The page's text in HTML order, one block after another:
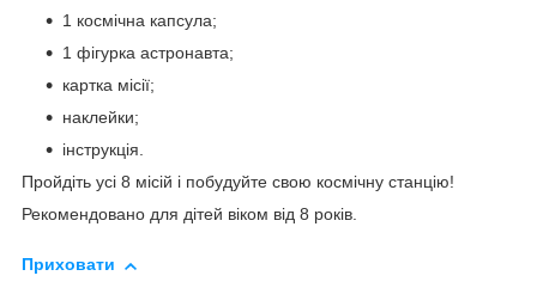
1 космічна капсула;
1 фігурка астронавта;
картка місії;
наклейки;
інструкція.
Пройдіть усі 8 місій і побудуйте свою космічну станцію!
Рекомендовано для дітей віком від 8 років.
Приховати